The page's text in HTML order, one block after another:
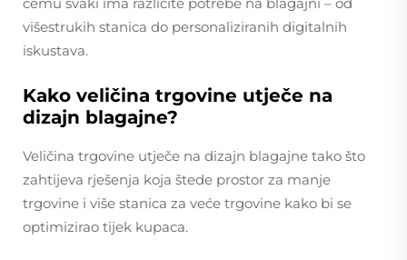
višestrukih stanica do personaliziranih digitalnih
iskustava.
Kako veličina trgovine utječe na
dizajn blagajne?
Veličina trgovine utječe na dizajn blagajne tako što
zahtijeva rješenja koja štede prostor za manje
trgovine i više stanica za veće trgovine kako bi se
optimizirao tijek kupaca.